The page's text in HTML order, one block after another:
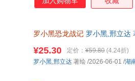
罗小黑恐龙战记 罗小黑,邢立达
¥25.30 定价： ¥59.80 (4.24折)
罗小黑,邢立达 著绘 /2026-06-01 /湖